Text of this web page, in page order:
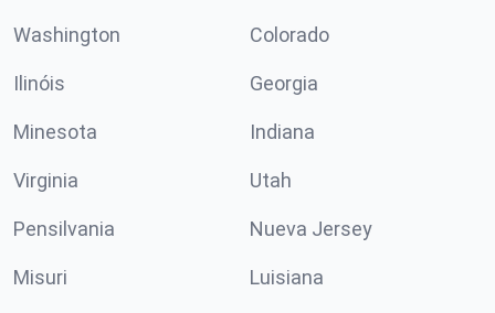
Washington Colorado
Ilinóis Georgia
Minesota Indiana
Virginia Utah
Pensilvania Nueva Jersey
Misuri Luisiana